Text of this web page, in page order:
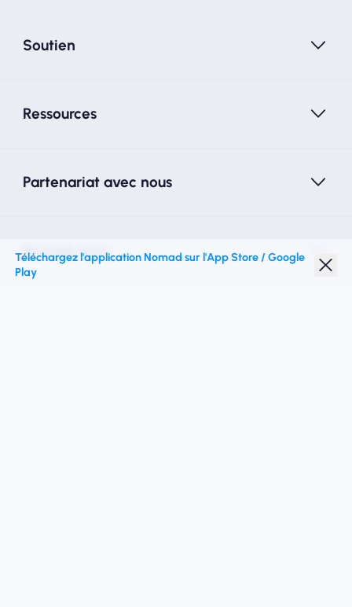
Soutien
Ressources
Partenariat avec nous
Nomad esim
Téléchargez l'application Nomad sur l'App Store / Google
Play